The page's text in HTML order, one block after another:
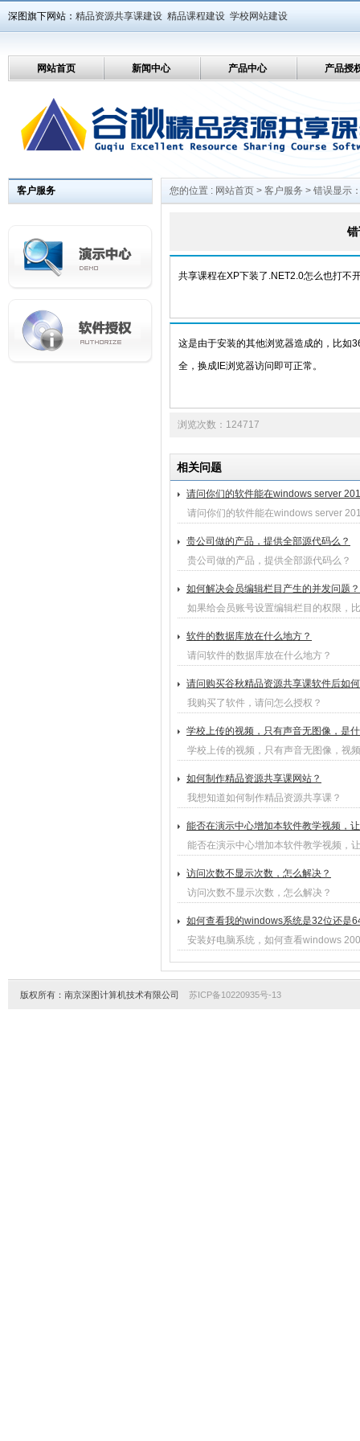
深图旗下网站： 精品资源共享课建设 精品课程建设 学校网站建设
网站首页 新闻中心 产品中心 产品授
客户服务 您的位置 : 网站首页 > 客户服务 > 错误显示
共享课程在XP下装了.NET2.0怎么也打不
这是由于安装的其他浏览器造成的，比如
全，换成IE浏览器访问即可正常。
浏览次数：124717
相关问题
请问你们的软件能在windows server
请问你们的软件能在windows server
贵公司做的产品，提供全部源代码么？
贵公司做的产品，提供全部源代码么？
如何解决会员编辑栏目产生的并发问题？
如果给会员账号设置编辑栏目的权限，
软件的数据库放在什么地方？
请问软件的数据库放在什么地方？
请问购买谷秋精品资源共享课软件后如
我购买了软件，请问怎么授权？
学校上传的视频，只有声音无图像，是
学校上传的视频，只有声音无图像，视
如何制作精品资源共享课网站？
我想知道如何制作精品资源共享课？
能否在演示中心增加本软件教学视频，
能否在演示中心增加本软件教学视频，
访问次数不显示次数，怎么解决？
访问次数不显示次数，怎么解决？
如何查看我的windows系统是32位还是
安装好电脑系统，如何查看windows
版权所有：南京深图计算机技术有限公司 苏ICP备10220935号-13